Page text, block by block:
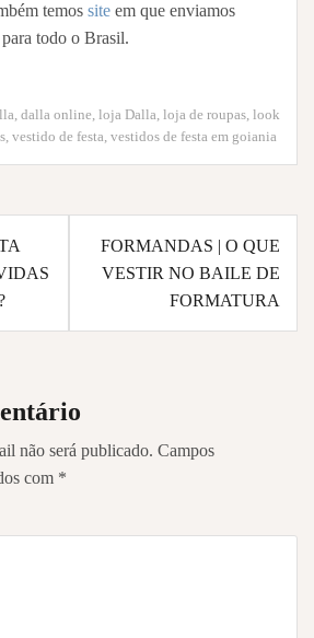
temos site em que enviamos
todo o Brasil.
, dalla online, loja Dalla, loja de roupas, look
, vestido de festa, vestidos de festa em goiania
FORMANDAS | O QUE
VESTIR NO BAILE DE
FORMATURA
não será publicado. Campos
com *